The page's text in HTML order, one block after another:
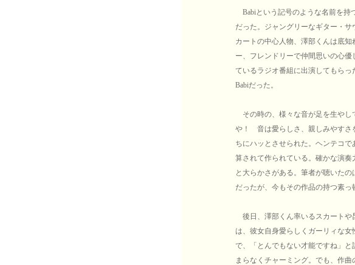
Babiという記号のような名前を持
だった。ジャングリーなギター・
カートの中心人物、澤部くんは底
ー、フレンドリーで仲間思いの心
ているラジオ番組に出演してもら
Babiだった。
その時の、様々な音が足を生やし
や！ 音は愛らしさ、親しみやすさ
ちにハッとさせられた。ヘンテコ
算されて作られている。確かな演
と大らかさがある。筆者が聴いた
だったが、今もその作品の持つ素っ
後日、澤部くん率いるスカートや
は、彼女自身愛らしくガーリィな
で、「とんでもない才能ですね」
まらなくチャーミング。でも、作